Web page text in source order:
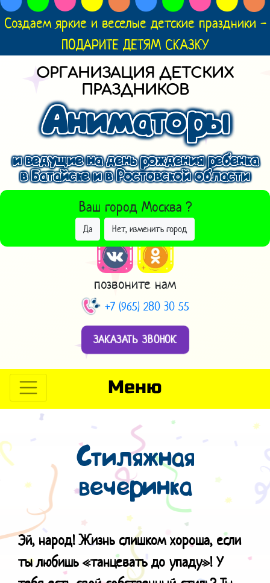
Создаем яркие и веселые детские праздники -
ПОДАРИТЕ ДЕТЯМ СКАЗКУ
ОРГАНИЗАЦИЯ ДЕТСКИХ
ПРАЗДНИКОВ
Аниматоры
и ведущие на день рождения ребенка
в Батайске и в Ростовской области
Ваш город Москва ?
Да Нет, изменить город
ВЫБРАТЬ ДРУГОЙ ГОРОД
позвоните нам
+7 (965) 280 30 55
ЗАКАЗАТЬ ЗВОНОК
Меню
Стиляжная
вечеринка
Эй, народ! Жизнь слишком хороша, если
ты любишь «танцевать до упаду»! У